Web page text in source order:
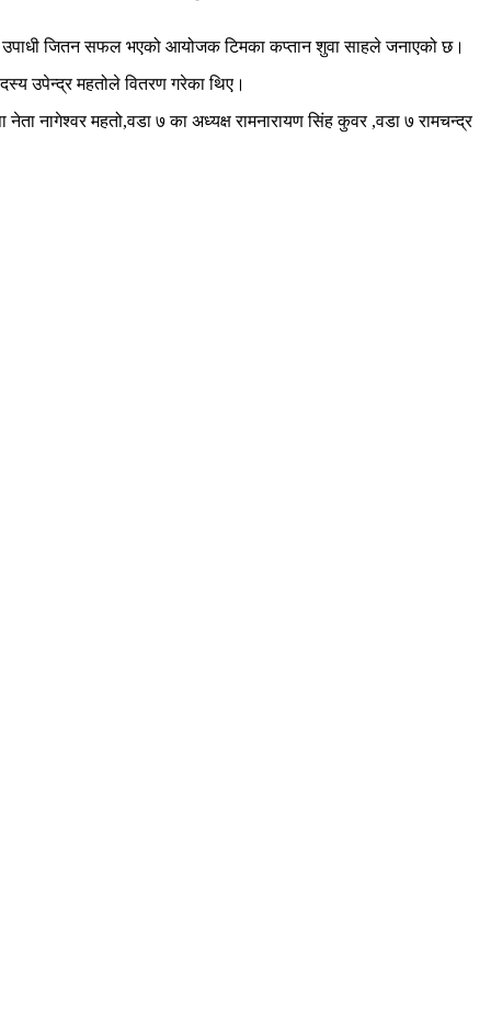
उपाधी जितन सफल भएको आयोजक टिमका कप्तान शुवा साहले जनाएको छ।
उपेन्द्र महतोले वितरण गरेका थिए।
नागेश्वर महतो,वडा ७ का अध्यक्ष रामनारायण सिंह कुवर ,वडा ७ रामचन्द्र